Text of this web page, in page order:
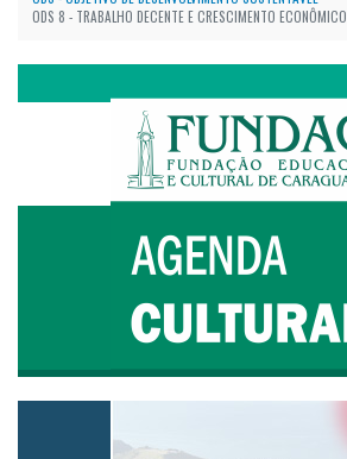
ODS 8 - TRABALHO DECENTE E CRESCIMENTO ECONÔMICO